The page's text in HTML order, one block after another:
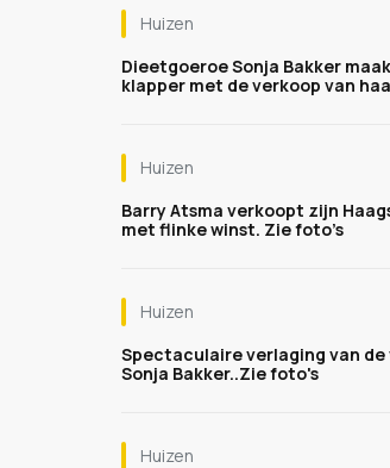
Huizen
Dieetgoeroe Sonja Bakker
klapper met de verkoop van
Huizen
Barry Atsma verkoopt zijn
met flinke winst. Zie foto’s
Huizen
Spectaculaire verlaging van de
Sonja Bakker..Zie foto's
Huizen